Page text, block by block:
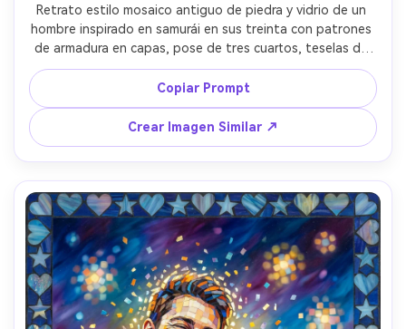
Retrato estilo mosaico antiguo de piedra y vidrio de un
hombre inspirado en samurái en sus treinta con patrones
de armadura en capas, pose de tres cuartos, teselas de
pizarra oscura y acentos de cobre metálico, fragmentos
diagonales de fondo dramático sugiriendo movimiento,
borde geométrico audaz, ambiente heroico y
cinematográfico, textura de baldosa y sombras de
lechada muy detalladas, composición poderosa, lente de
85mm, profundidad de campo reducida --ar 4:5
Copiar Prompt
Crear Imagen Similar ↗